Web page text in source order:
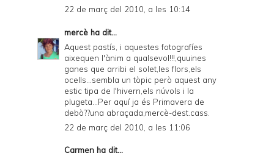
22 de març del 2010, a les 10:14
mercè ha dit...
Aquest pastís, i aquestes fotografíes
aixequen l'ànim a qualsevol!!!,quuines
ganes que arribi el solet,les flors,els
ocells...sembla un tòpic però aquest any
estic tipa de l'hivern,els núvols i la
plugeta...Per aquí ja és Primavera de
debò??una abraçada,mercè-dest.cass.
22 de març del 2010, a les 11:06
Carmen ha dit...